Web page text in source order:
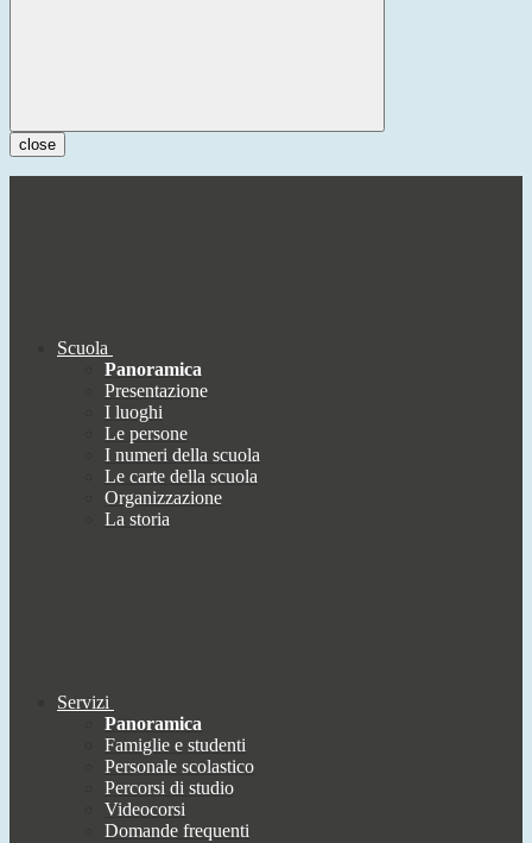
close
Scuola
Panoramica
Presentazione
I luoghi
Le persone
I numeri della scuola
Le carte della scuola
Organizzazione
La storia
Servizi
Panoramica
Famiglie e studenti
Personale scolastico
Percorsi di studio
Videocorsi
Domande frequenti